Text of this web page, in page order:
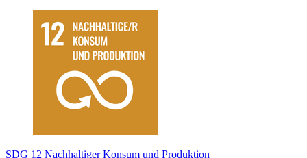
SDG 12 Nachhaltiger Konsum und Produktion